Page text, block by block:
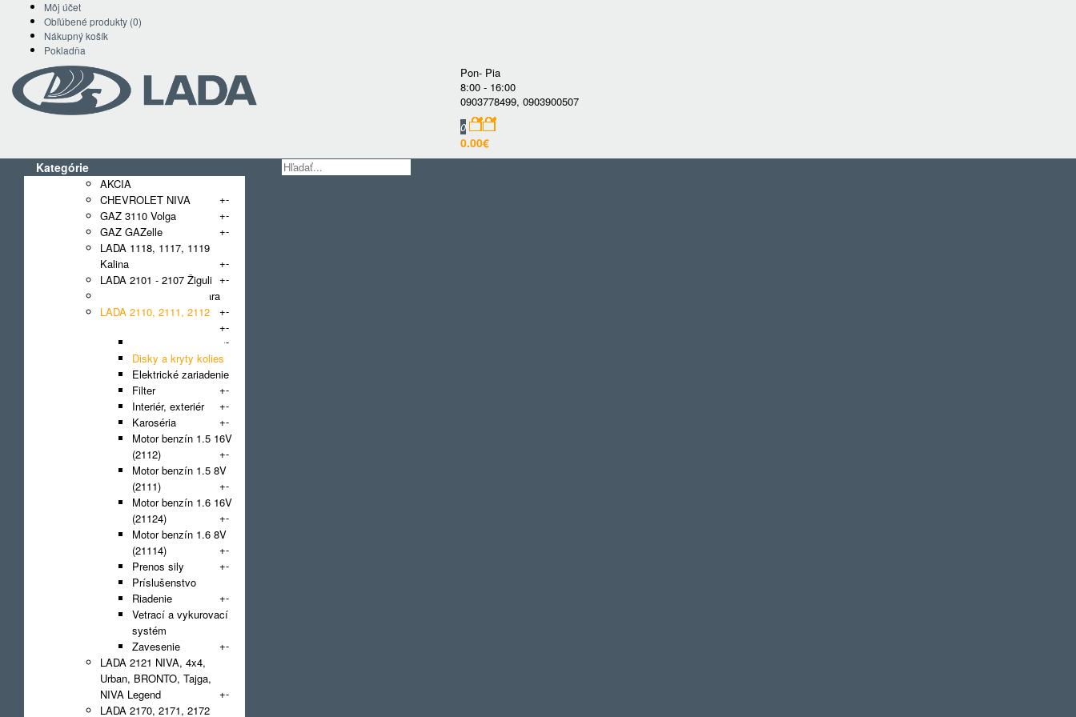
Môj účet
Obľúbené produkty (0)
Nákupný košík
Pokladňa
Pon- Pia
8:00 - 16:00
0903778499, 0903900507
0
0.00€
Kategórie
AKCIA
CHEVROLET NIVA
+-
GAZ 3110 Volga
+-
GAZ GAZelle
+-
LADA 1118, 1117, 1119
Kalina
+-
LADA 2101 - 2107 Žiguli +-
LADA 2108, 2109 Samara
+-
LADA 2110, 2111, 2112
+-
+-
Disky a kryty kolies
Elektrické zariadenie
+-
Filter
Interiér, exteriér
+-
Karoséria
+-
Motor benzín 1.5 16V
(2112)
+-
Motor benzín 1.5 8V
(2111)
+-
Motor benzín 1.6 16V
(21124)
+-
Motor benzín 1.6 8V
(21114)
+-
Prenos sily
+-
Príslušenstvo
Riadenie
+-
Vetrací a vykurovací
systém
Zavesenie
+-
LADA 2121 NIVA, 4x4,
Urban, BRONTO, Tajga,
NIVA Legend
+-
LADA 2170, 2171, 2172